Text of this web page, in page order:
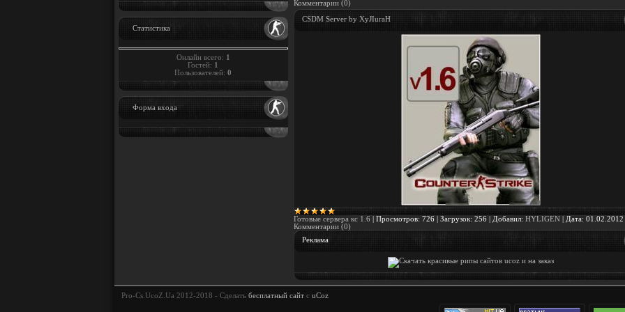
Статистика
Онлайн всего: 1
Гостей: 1
Пользователей: 0
Форма входа
Комментарии (0)
CSDM Server by XyJIuraH
Готовые сервера кс 1.6 Просмотров: 726| Загрузок: 256| Добавил: HYLIGEN| Дата: 01.02.2012
Комментарии (0)
Реклама
Pro-Cs.UcoZ.Ua 2012-2018 - Сделать бесплатный сайтс uCoz